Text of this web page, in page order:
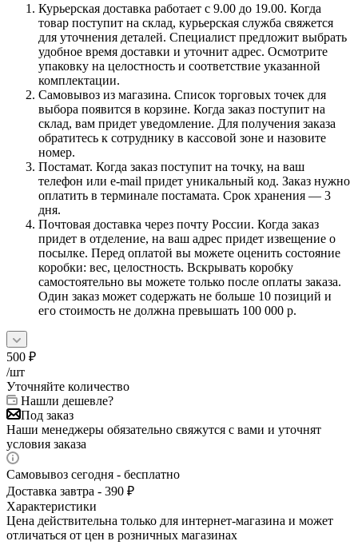
Курьерская доставка работает с 9.00 до 19.00. Когда
товар поступит на склад, курьерская служба свяжется
для уточнения деталей. Специалист предложит выбрать
удобное время доставки и уточнит адрес. Осмотрите
упаковку на целостность и соответствие указанной
комплектации.
Самовывоз из магазина. Список торговых точек для
выбора появится в корзине. Когда заказ поступит на
склад, вам придет уведомление. Для получения заказа
обратитесь к сотруднику в кассовой зоне и назовите
номер.
Постамат. Когда заказ поступит на точку, на ваш
телефон или e-mail придет уникальный код. Заказ нужно
оплатить в терминале постамата. Срок хранения — 3
дня.
Почтовая доставка через почту России. Когда заказ
придет в отделение, на ваш адрес придет извещение о
посылке. Перед оплатой вы можете оценить состояние
коробки: вес, целостность. Вскрывать коробку
самостоятельно вы можете только после оплаты заказа.
Один заказ может содержать не больше 10 позиций и
его стоимость не должна превышать 100 000 р.
500 ₽
/шт
Уточняйте количество
Нашли дешевле?
Под заказ
Наши менеджеры обязательно свяжутся с вами и уточнят
условия заказа
Самовывоз сегодня - бесплатно
Доставка завтра - 390 ₽
Характеристики
Цена действительна только для интернет-магазина и может
отличаться от цен в розничных магазинах